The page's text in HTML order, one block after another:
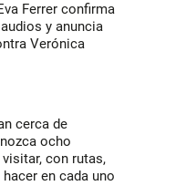
Ferrer confirma
y anuncia
Verónica
cerca de
ocho
con rutas,
en cada uno